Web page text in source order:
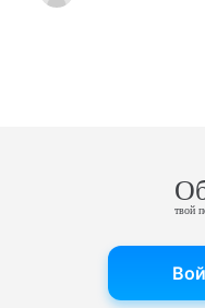
твой